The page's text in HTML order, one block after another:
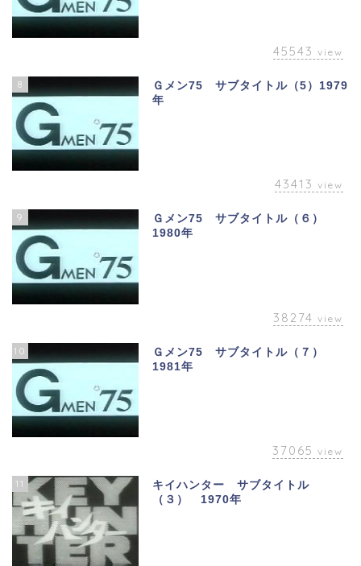
45543 view
8
Ｇメン75 サブタイトル（5）1979
年
43413 view
9
Ｇメン75 サブタイトル（６）
1980年
38274 view
10
Ｇメン75 サブタイトル（７）
1981年
37065 view
11
キイハンター サブタイトル
（３） 1970年